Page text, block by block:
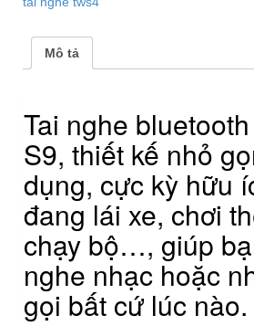
Mô tả
Tai nghe
S9, thiết kế nhỏ
dụng, cực kỳ hữu
đang lái xe, chơi
chạy bộ…, giúp
nghe nhạc hoặc
gọi bất cứ lúc nào.